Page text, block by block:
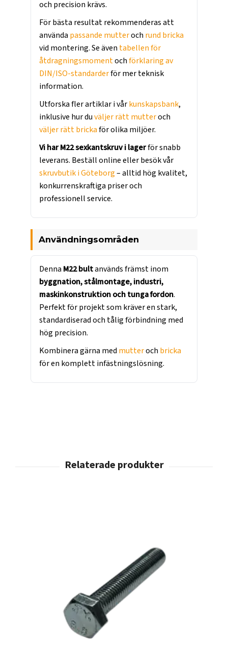
och precision krävs.
För bästa resultat rekommenderas att
använda passande mutteroch rund bricka
vid montering. Se även tabellen för
åtdragningsmomentochförklaring av
DIN/ISO-standarderför mer teknisk
information.
Utforska fler artiklar i vårkunskapsbank,
inklusive hur duväljer rätt mutteroch
väljer rätt brickaför olika miljöer.
Vi har M22 sexkantskruv i lagerför snabb
leverans. Beställ online eller besök vår
skruvbutik i Göteborg– alltid hög kvalitet,
konkurrenskraftiga priser och
professionell service.
Användningsområden
Denna M22 bultanvänds främst inom
byggnation, stålmontage, industri,
maskinkonstruktion och tunga fordon.
Perfekt för projekt som kräver en stark,
standardiserad och tålig förbindning med
hög precision.
Kombinera gärna med mutteroch bricka
för en komplett infästningslösning.